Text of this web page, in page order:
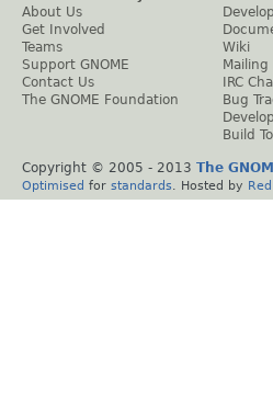
About Us
Get Involved
Teams
Support GNOME
Contact Us
The GNOME Foundation
Wiki
Mailing
IRC
Bug
Build
Copyright © 2005 - 2013 The
Optimised for standards . Hosted by